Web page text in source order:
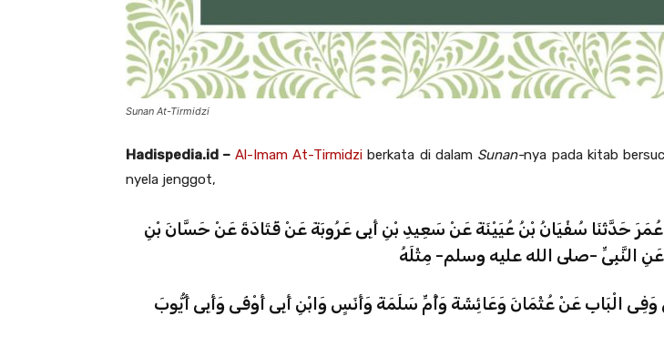
Sunan At-Tirmidzi
Hadispedia.id – Al-Imam At-Tirmidzi berkata di dalam Sunan-nya pada kitab
nyela jenggot,
عُمَرَ حَدَّثَنَا سُفْيَانُ بْنُ عُيَيْنَةَ عَنْ سَعِيدِ بْنِ أَبِى عَرُوبَةَ عَنْ قَتَادَةَ عَنْ حَسَّانَ بْنِ
النَّبِىِّ -صلى الله عليه وسلم- مِثْلَهُ
وَفِى الْبَابِ عَنْ عُثْمَانَ وَعَائِشَةَ وَأُمِّ سَلَمَةَ وَأَنَسٍ وَابْنِ أَبِى أَوْفَى وَأَبِى أَيُّوبَ